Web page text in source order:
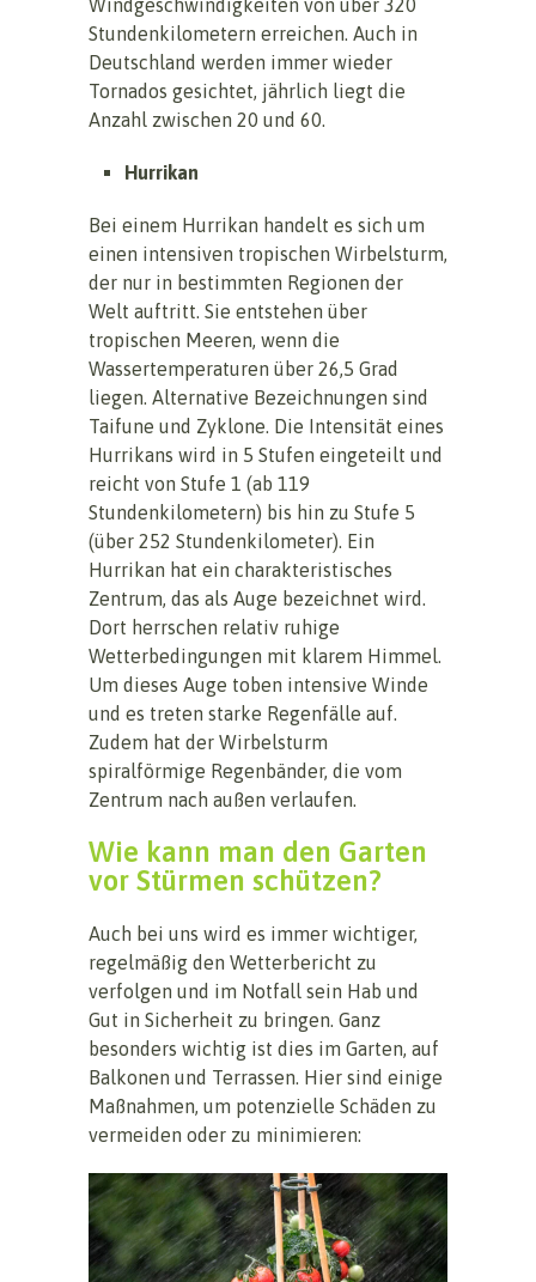
Windgeschwindigkeiten von über 320
Stundenkilometern erreichen. Auch in
Deutschland werden immer wieder
Tornados gesichtet, jährlich liegt die
Anzahl zwischen 20 und 60.
Hurrikan
Bei einem Hurrikan handelt es sich um
einen intensiven tropischen Wirbelsturm,
der nur in bestimmten Regionen der
Welt auftritt. Sie entstehen über
tropischen Meeren, wenn die
Wassertemperaturen über 26,5 Grad
liegen. Alternative Bezeichnungen sind
Taifune und Zyklone. Die Intensität eines
Hurrikans wird in 5 Stufen eingeteilt und
reicht von Stufe 1 (ab 119
Stundenkilometern) bis hin zu Stufe 5
(über 252 Stundenkilometer). Ein
Hurrikan hat ein charakteristisches
Zentrum, das als Auge bezeichnet wird.
Dort herrschen relativ ruhige
Wetterbedingungen mit klarem Himmel.
Um dieses Auge toben intensive Winde
und es treten starke Regenfälle auf.
Zudem hat der Wirbelsturm
spiralförmige Regenbänder, die vom
Zentrum nach außen verlaufen.
Wie kann man den Garten
vor Stürmen schützen?
Auch bei uns wird es immer wichtiger,
regelmäßig den Wetterbericht zu
verfolgen und im Notfall sein Hab und
Gut in Sicherheit zu bringen. Ganz
besonders wichtig ist dies im Garten, auf
Balkonen und Terrassen. Hier sind einige
Maßnahmen, um potenzielle Schäden zu
vermeiden oder zu minimieren: